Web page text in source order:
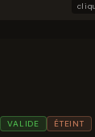
VALIDE ÉTEINT